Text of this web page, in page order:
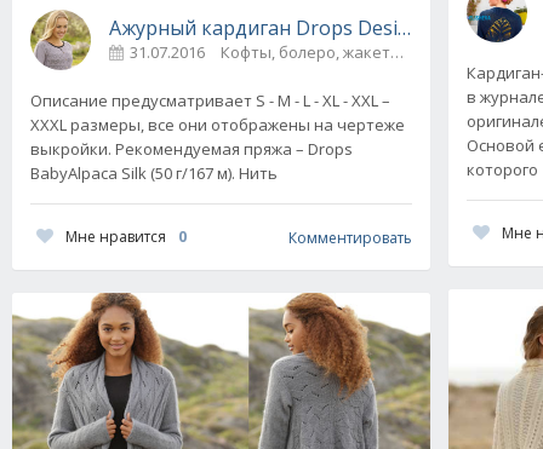
Ажурный кардиган Drops Design Studio
31.07.2016
Описание предусматривает S - M - L - XL - XXL –
XXXL размеры, все они отображены на чертеже
выкройки. Рекомендуемая пряжа – Drops
BabyAlpaca Silk (50 г/167 м). Нить
Мне нравится 0 Комментировать
в
Основой
которого
Мне